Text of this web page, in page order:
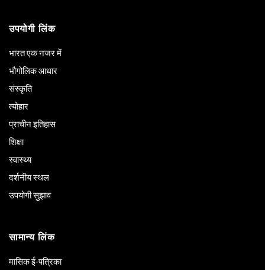
उपयोगी लिंक
भारत एक नजर में
भौगोलिक आधार
संस्कृति
त्योहार
प्राचीन इतिहास
शिक्षा
स्वास्थ्य
दर्शनीय स्थल
उपयोगी सुझाव
सामान्य लिंक
मासिक ई-पत्रिका